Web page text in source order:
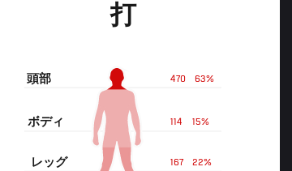
打
63%
470
頭部
15%
114
ボディ
22%
167
レッグ